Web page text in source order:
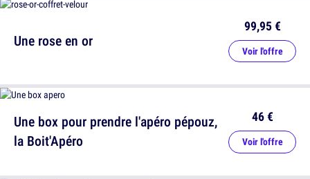
Une box pour prendre l'apéro pépouz,
la Boit'Apéro
46 €
Voir l'offre
Une rose en or
99,95 €
Voir l'offre